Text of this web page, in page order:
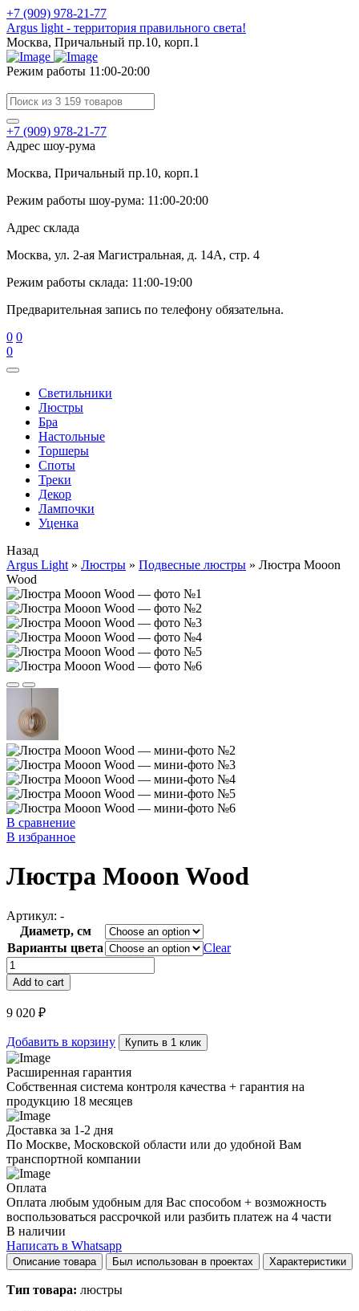
+7 (909) 978-21-77
Argus light - территория правильного света!
Москва, Причальный пр.10, корп.1
Режим работы 11:00-20:00
+7 (909) 978-21-77
Адрес шоу-рума
Москва, Причальный пр.10, корп.1
Режим работы шоу-рума: 11:00-20:00
Адрес склада
Москва, ул. 2-ая Магистральная, д. 14А, стр. 4
Режим работы склада: 11:00-19:00
Предварительная запись по телефону обязательна.
0 0
0
Cветильники
Люстры
Бра
Настольные
Торшеры
Споты
Треки
Декор
Лампочки
Уценка
Назад
Argus Light » Люстры » Подвесные люстры » Люстра Mooon
Wood
В сравнение
В избранное
Люстра Mooon Wood
Артикул: -
Диаметр, см
Варианты цвета
Clear
Люстра
Mooon
Wood
quantity
Add to cart
9 020 ₽
Добавить в корзину Купить в 1 клик
Расширенная гарантия
Собственная система контроля качества + гарантия на
продукцию 18 месяцев
Доставка за 1-2 дня
По Москве, Московской области или до удобной Вам
транспортной компании
Оплата
Оплата любым удобным для Вас способом + возможность
воспользоваться рассрочкой или разбить платеж на 4 части
В наличии
Написать в Whatsapp
Описание товара Был использован в проектах Характеристики
Тип товара: люстры